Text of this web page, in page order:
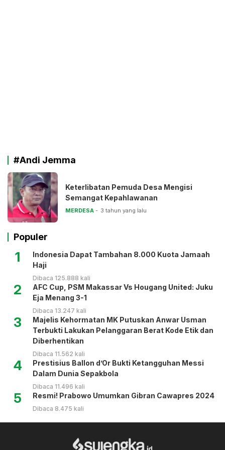
#Andi Jemma
Keterlibatan Pemuda Desa Mengisi
Semangat Kepahlawanan
MERDESA 3 tahun yang lalu
Populer
1
Indonesia Dapat Tambahan 8.000 Kuota Jamaah
Haji
Dibaca 125.888 kali
2
AFC Cup, PSM Makassar Vs Hougang United: Juku
Eja Menang 3-1
Dibaca 13.247 kali
3
Majelis Kehormatan MK Putuskan Anwar Usman
Terbukti Lakukan Pelanggaran Berat Kode Etik dan
Diberhentikan
Dibaca 11.562 kali
4
Prestisius Ballon d’Or Bukti Ketangguhan Messi
Dalam Dunia Sepakbola
Dibaca 11.496 kali
5 Resmi! Prabowo Umumkan Gibran Cawapres 2024
Dibaca 8.475 kali